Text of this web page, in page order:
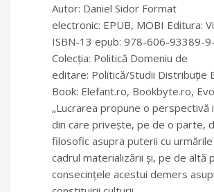
Autor: Daniel Sidor Format
electronic: EPUB, MOBI Editura:
ISBN-13 epub: 978-606-93389-
Colecţia: Politică Domeniu de
editare: Politică/Studii Distribuție
Book: Elefant.ro, Bookbyte.ro,
„Lucrarea propune o perspectivă
din care privește, pe de o parte,
filosofic asupra puterii cu urmările
cadrul materializării și, pe de altă
consecințele acestui demers